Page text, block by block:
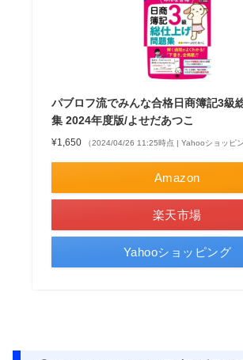
パブロフ流でみんな合格日商簿記3級
集 2024年度版/よせだあつこ
¥1,650 （2024/04/26 11:25時点 | Yahooショッピン
Amazon
楽天市場
Yahooショッピング